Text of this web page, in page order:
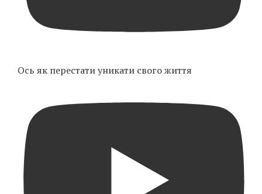
Ось як перестати уникати свого життя